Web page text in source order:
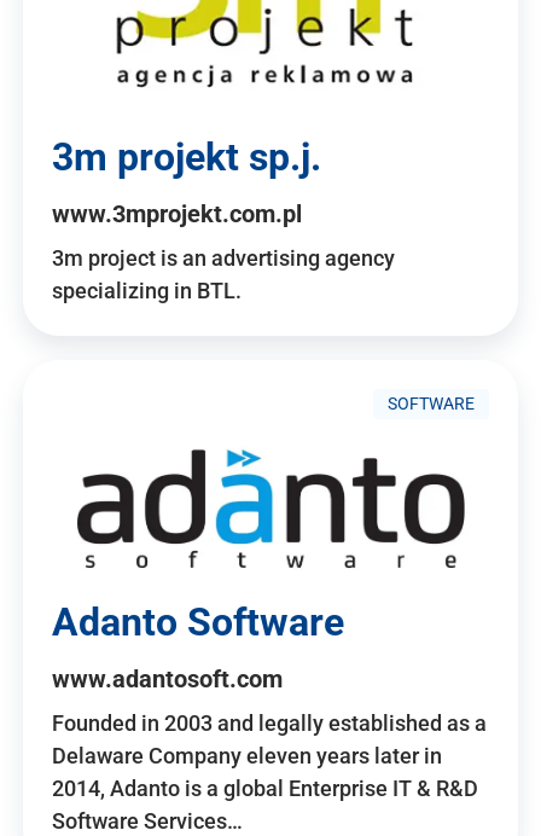
3m projekt sp.j.
www.3mprojekt.com.pl
3m project is an advertising agency
specializing in BTL.
SOFTWARE
Adanto Software
www.adantosoft.com
Founded in 2003 and legally established as a
Delaware Company eleven years later in
2014, Adanto is a global Enterprise IT & R&D
Software Services…